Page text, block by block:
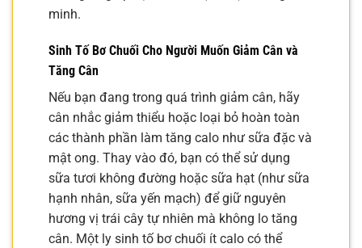
minh.
Sinh Tố Bơ Chuối Cho Người Muốn Giảm Cân và
Tăng Cân
Nếu bạn đang trong quá trình giảm cân, hãy
cân nhắc giảm thiểu hoặc loại bỏ hoàn toàn
các thành phần làm tăng calo như sữa đặc và
mật ong. Thay vào đó, bạn có thể sử dụng
sữa tươi không đường hoặc sữa hạt (như sữa
hạnh nhân, sữa yến mạch) để giữ nguyên
hương vị trái cây tự nhiên mà không lo tăng
cân. Một ly sinh tố bơ chuối ít calo có thể